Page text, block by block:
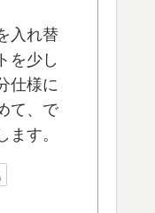
入れ替
を少し
仕様に
て、で
ます。